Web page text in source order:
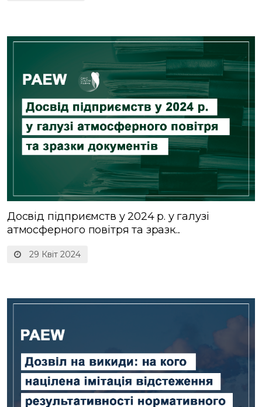
29 Квіт 2024
Досвід підприємств у 2024 р. у галузі
атмосферного повітря та зразк...